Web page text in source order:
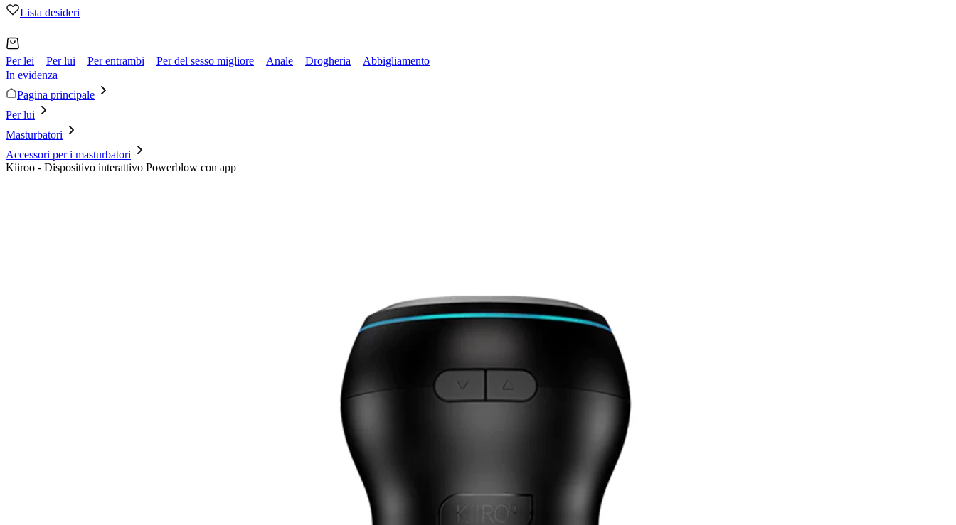
Lista desideri
Per lei Per lui Per entrambi Per del sesso migliore Anale Drogheria
Abbigliamento
In evidenza
Pagina principale
Per lui
Masturbatori
Accessori per i masturbatori
Kiiroo - Dispositivo interattivo Powerblow con app